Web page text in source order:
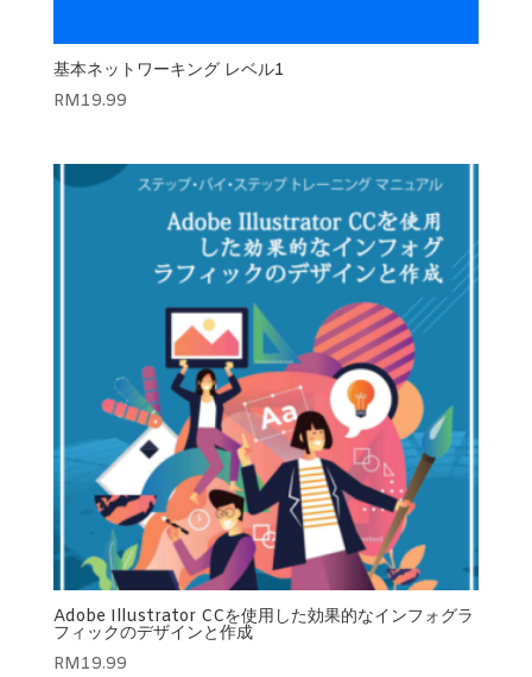
基本ネットワーキング レベル1
RM19.99
Adobe Illustrator CCを使用した効果的なインフォグラ
フィックのデザインと作成
RM19.99